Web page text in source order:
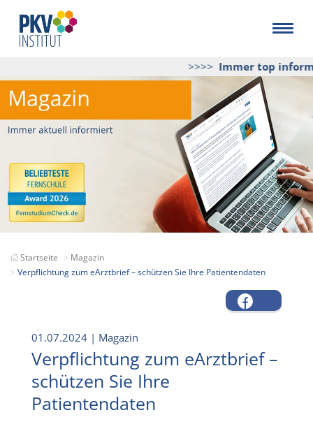
>>>>Immer top
Startseite
Magazin
Verpflichtung zum eArztbrief – schützen Sie Ihre Patientendaten
01.07.2024 | Magazin
Verpflichtung zum eArztbrief –
schützen Sie Ihre
Patientendaten